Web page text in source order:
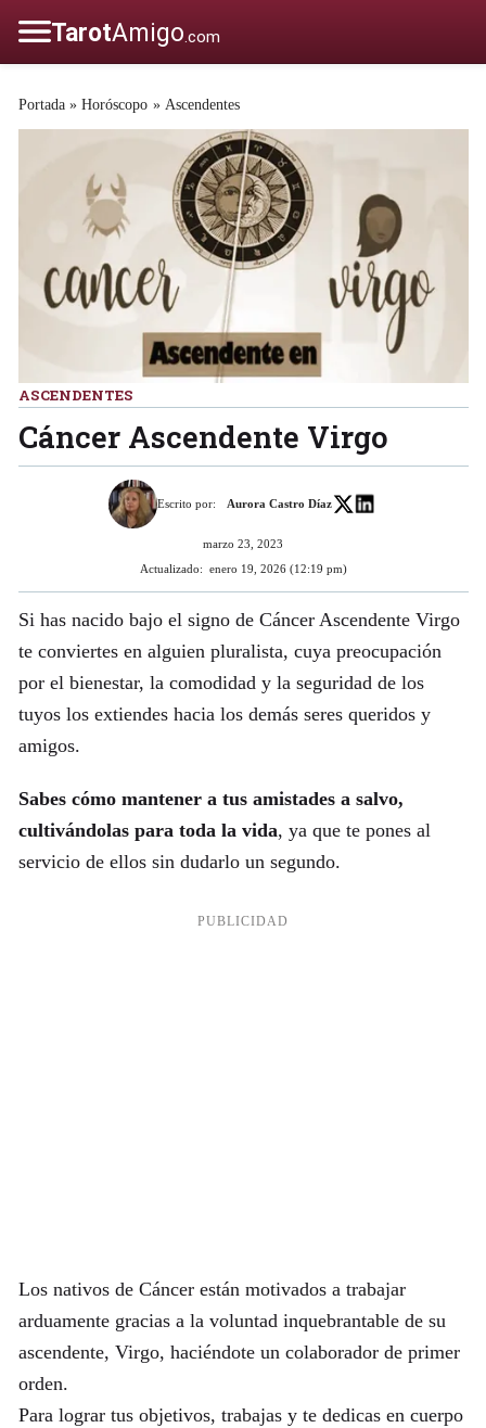
Portada » Horóscopo » Ascendentes
ASCENDENTES
Cáncer Ascendente Virgo
Escrito por: Aurora Castro Díaz
marzo 23, 2023
Actualizado: enero 19, 2026 (12:19 pm)
Si has nacido bajo el signo de Cáncer Ascendente Virgo
te conviertes en alguien pluralista, cuya preocupación
por el bienestar, la comodidad y la seguridad de los
tuyos los extiendes hacia los demás seres queridos y
amigos.
Sabes cómo mantener a tus amistades a salvo,
cultivándolas para toda la vida, ya que te pones al
servicio de ellos sin dudarlo un segundo.
Los nativos de Cáncer están motivados a trabajar
arduamente gracias a la voluntad inquebrantable de su
ascendente, Virgo, haciéndote un colaborador de primer
orden.
Para lograr tus objetivos, trabajas y te dedicas en cuerpo